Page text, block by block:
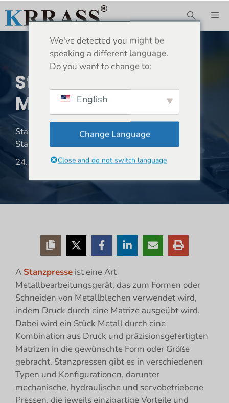
Inhalt
springen
Stanzpressen-
Maschinentypen
Standort: »Nachricht»Stanzpresse​
Stanzpressen-Maschinentypen
24. April 2024945 Aufrufe
A Stanzpresse ist eine Art
Metallbearbeitungsgerät, das zum Formen oder
Schneiden von Metallblechen verwendet wird,
indem Druck durch eine Matrize ausgeübt wird.
Dabei wird ein Stück Metall durch eine
Kombination aus Druck und präzisionsgefertigten
Matrizen in die gewünschte Form oder Größe
gebracht. Stanzpressen gibt es in verschiedenen
Typen und Konfigurationen, darunter
mechanische, hydraulische und servobetriebene
Pressen, die jeweils einzigartige Vorteile und
We've detected you might be
speaking a different language.
Do you want to change to:
English
Change Language
Close and do not switch language